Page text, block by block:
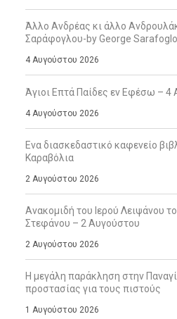
Άλλο Ανδρέας κι άλλο
Σαράφογλου-by George
4 Αυγούστου 2026
Άγιοι Επτά Παίδες εν Εφέσω – 4
4 Αυγούστου 2026
Ενα διασκεδαστικό καφενείο
Καραβόλια
2 Αυγούστου 2026
Ανακομιδή του Ιερού Λειψάνου
Στεφάνου – 2 Αυγούστου
2 Αυγούστου 2026
Η μεγάλη παράκληση στην
προστασίας για τους πιστούς
1 Αυγούστου 2026